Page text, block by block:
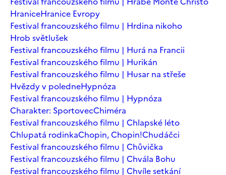
HraniceHranice Evropy
Festival francouzského filmu | Hrdina nikoho
Hrob světlušek
Festival francouzského filmu | Hurá na Francii
Festival francouzského filmu | Hurikán
Festival francouzského filmu | Husar na střeše
Hvězdy v poledneHypnóza
Festival francouzského filmu | Hypnóza
Charakter: SportovecChiméra
Festival francouzského filmu | Chlapské léto
Chlupatá rodinkaChopin, Chopin!Chudáčci
Festival francouzského filmu | Chůvička
Festival francouzského filmu | Chvála Bohu
Festival francouzského filmu | Chvíle setkání